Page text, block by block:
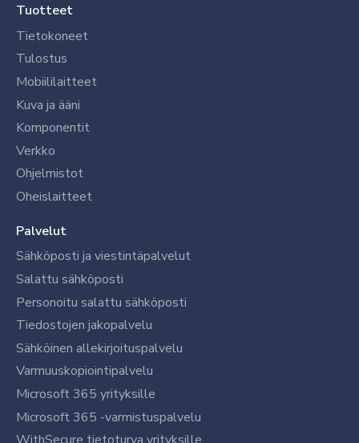
Tuotteet
Tietokoneet
Tulostus
Mobiililaitteet
Kuva ja ääni
Komponentit
Verkko
Ohjelmistot
Oheislaitteet
Palvelut
Sähköposti ja viestintäpalvelut
Salattu sähköposti
Personoitu salattu sähköposti
Tiedostojen jakopalvelu
Sähköinen allekirjoituspalvelu
Varmuuskopiointipalvelu
Microsoft 365 yrityksille
Microsoft 365 -varmistuspalvelu